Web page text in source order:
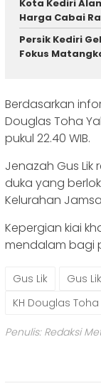
Kota Kediri
Harga Cabai
Persik Kediri
Fokus
Berdasarkan
Douglas Toha
pukul 22.40 WIB.
Jenazah Gus
duka yang
Kelurahan
Kepergian kiai
mendalam bagi
Gus Lik Gus
KH Douglas
Penulis: Redaksi